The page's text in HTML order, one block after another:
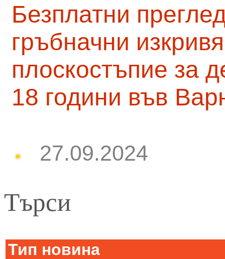
Безплатни
гръбначни
плоскостъпие за
18 години във
27.09.2024
Търси
Тип новина